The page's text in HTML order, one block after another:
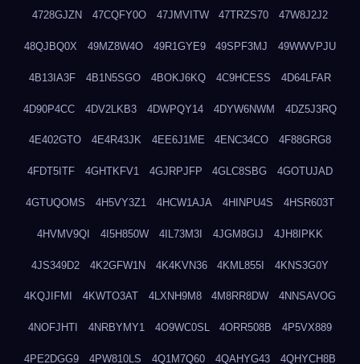
4728GJZN 47CQFY0O 47JMVITW 47TRZS70 47W8J2J2
48QJBQ0X 49MZ8W4O 49R1GYE9 49SPF3MJ 49WWVPJU
4B13IA3F 4B1N5SGO 4BOKJ6KQ 4C9HCESS 4D64LFAR
4D90P4CC 4DV2LKB3 4DWPQY14 4DYW6NWM 4DZ5J3RQ
4E402GTO 4E4R43JK 4EE6J1ME 4ENC34CO 4F88GRG8
4FDT5ITF 4GHTKFV1 4GJRPJFP 4GLC8SBG 4GOTUJAD
4GTUQOMS 4H5VY3Z1 4HCW1AJA 4HINPU4S 4HSR603T
4HVMV9QI 4I5H850W 4IL73M3I 4JGM8GIJ 4JH8IPKK
4JS349D2 4K2GFW1N 4K4KVN36 4KML855I 4KNS3G0Y
4KQJIFMI 4KWTO3AT 4LXNH9M8 4M8RR8DW 4NNSAVOG
4NOFJHTI 4NRBYMY1 4O9WC0SL 4ORR508B 4P5VX889
4PE2DGG9 4PW810LS 4Q1M7Q60 4QAHYG43 4QHYCH8B